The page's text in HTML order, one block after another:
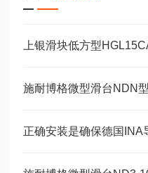
上银滑块低方型